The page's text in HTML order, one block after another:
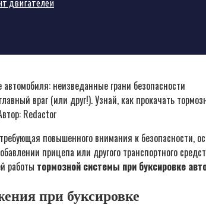
двигателей
неизведанные грани безопасности
враг (или друг!). Узнай, как прокачать
Redactor
повышенного внимания к безопасности,
прицепа или другого транспортного
работы тормозной системы при буксировке
при буксировке